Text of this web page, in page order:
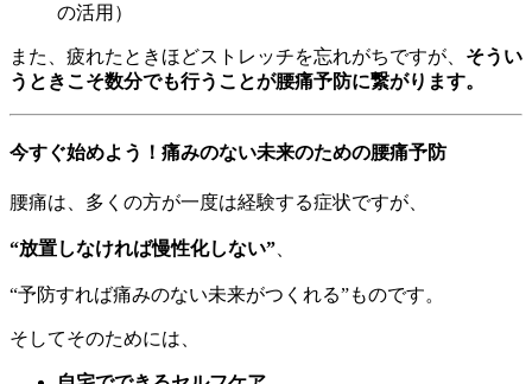
の活用）
また、疲れたときほどストレッチを忘れがちですが、 そうい
うときこそ数分でも行うことが腰痛予防に繋がります。
今すぐ始めよう！痛みのない未来のための腰痛予防
腰痛は、多くの方が一度は経験する症状ですが、
“放置しなければ慢性化しない”
“予防すれば痛みのない未来がつくれる”ものです。
そしてそのためには、